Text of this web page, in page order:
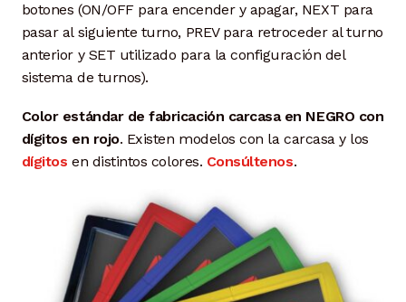
botones (ON/OFF para encender y apagar, NEXT para
pasar al siguiente turno, PREV para retroceder al turno
anterior y SET utilizado para la configuración del
sistema de turnos).
Color estándar de fabricación carcasa en NEGRO con
dígitos en rojo. Existen modelos con la carcasa y los
dígitos en distintos colores. Consúltenos.